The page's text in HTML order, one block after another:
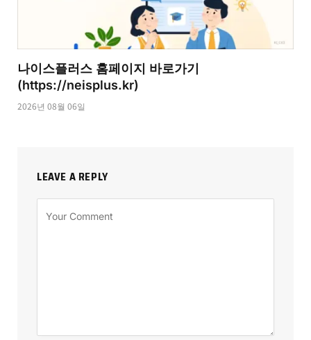
나이스플러스 홈페이지 바로가기
(https://neisplus.kr)
2026년 08월 06일
LEAVE A REPLY